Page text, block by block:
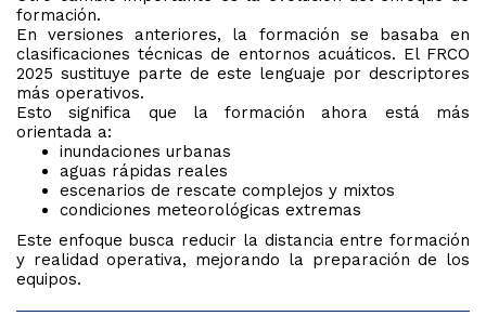
formación.
En versiones anteriores, la formación se basaba en
clasificaciones técnicas de entornos acuáticos. El FRCO
2025 sustituye parte de este lenguaje por descriptores
más operativos.
Esto significa que la formación ahora está más
orientada a:
inundaciones urbanas
aguas rápidas reales
escenarios de rescate complejos y mixtos
condiciones meteorológicas extremas
Este enfoque busca reducir la distancia entre formación
y realidad operativa, mejorando la preparación de los
equipos.